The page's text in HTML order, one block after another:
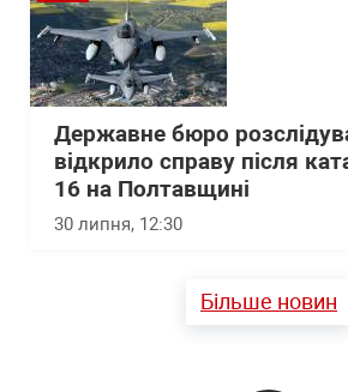
Державне бюро
відкрило справу після
16 на Полтавщині
30 липня, 12:30
Більше новин